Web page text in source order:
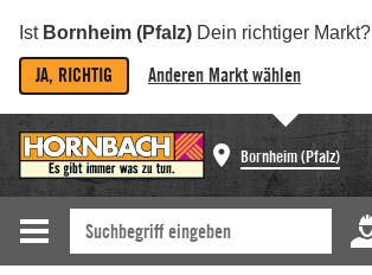
Ist Bornheim (Pfalz) Dein richtiger Markt?
JA, RICHTIG Anderen Markt wählen
Bornheim (Pfalz)